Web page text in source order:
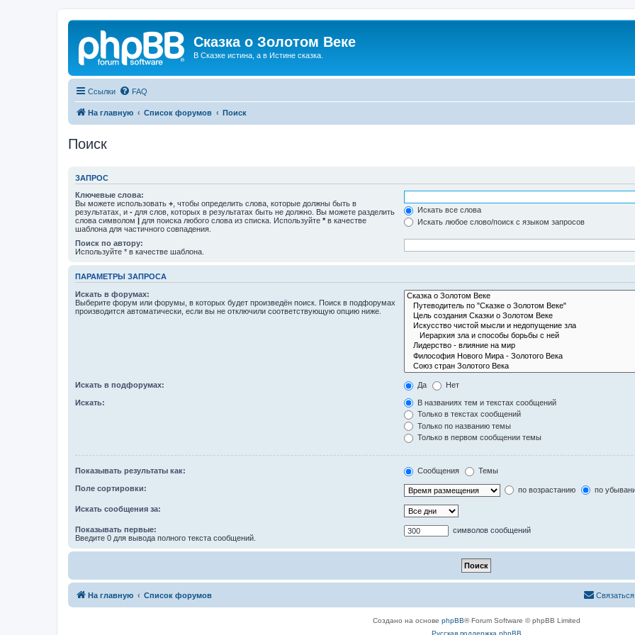
Сказка о Золотом Веке
В Сказке истина, а в Истине сказка.
Ссылки FAQ
На главную Список форумов Поиск
Поиск
ЗАПРОС
Ключевые слова:
Вы можете использовать + , чтобы определить слова, которые должны быть в
результатах, и - для слов, которых в результатах быть не должно. Вы можете разделить
слова символом | для поиска любого слова из списка. Используйте * в качестве
шаблона для частичного совпадения.
Искать все слова
Искать любое слово/поиск с языком запросов
Поиск по автору:
Используйте * в качестве шаблона.
ПАРАМЕТРЫ ЗАПРОСА
Искать в форумах:
Выберите форум или форумы, в которых будет произведён поиск. Поиск в подфорумах
производится автоматически, если вы не отключили соответствующую опцию ниже.
Искать в подфорумах: Да Нет
Искать:
В названиях тем и текстах сообщений
Только в текстах сообщений
Только по названию темы
Только в первом сообщении темы
Показывать результаты как: Сообщения Темы
Поле сортировки: по возрастанию по
Искать сообщения за:
Показывать первые:
Введите 0 для вывода полного текста сообщений.
символов сообщений
На главную Список форумов
Создано на основе phpBB® Forum Software © phpBB Limited
Русская поддержка phpBB